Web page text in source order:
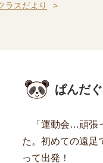
ラスだより
ぱんだ
「運動会…頑張
た。初めての遠足
って出発！